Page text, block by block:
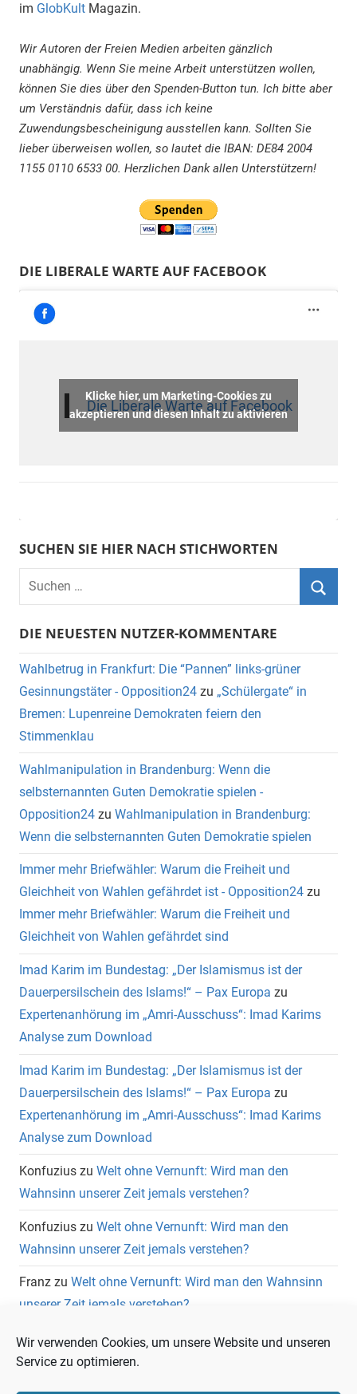
Wir verwenden Cookies, um unsere Website und unseren
Service zu optimieren.
im GlobKult Magazin.
Wir Autoren der Freien Medien arbeiten gänzlich
unabhängig. Wenn Sie meine Arbeit unterstützen wollen,
können Sie dies über den Spenden-Button tun. Ich bitte aber
um Verständnis dafür, dass ich keine
Zuwendungsbescheinigung ausstellen kann. Sollten Sie
lieber überweisen wollen, so lautet die IBAN: DE84 2004
1155 0110 6533 00. Herzlichen Dank allen Unterstützern!
DIE LIBERALE WARTE AUF FACEBOOK
Die Liberale Warte auf Facebook
Klicke hier, um Marketing-Cookies zu
akzeptieren und diesen Inhalt zu aktivieren
SUCHEN SIE HIER NACH STICHWORTEN
DIE NEUESTEN NUTZER-KOMMENTARE
Wahlbetrug in Frankfurt: Die “Pannen” links-grüner
Gesinnungstäter - Opposition24 zu „Schülergate“ in
Bremen: Lupenreine Demokraten feiern den
Stimmenklau
Wahlmanipulation in Brandenburg: Wenn die
selbsternannten Guten Demokratie spielen -
Opposition24 zu Wahlmanipulation in Brandenburg:
Wenn die selbsternannten Guten Demokratie spielen
Immer mehr Briefwähler: Warum die Freiheit und
Gleichheit von Wahlen gefährdet ist - Opposition24 zu
Immer mehr Briefwähler: Warum die Freiheit und
Gleichheit von Wahlen gefährdet sind
Imad Karim im Bundestag: „Der Islamismus ist der
Dauerpersilschein des Islams!“ – Pax Europa zu
Expertenanhörung im „Amri-Ausschuss“: Imad Karims
Analyse zum Download
Imad Karim im Bundestag: „Der Islamismus ist der
Dauerpersilschein des Islams!“ – Pax Europa zu
Expertenanhörung im „Amri-Ausschuss“: Imad Karims
Analyse zum Download
Konfuzius zu Welt ohne Vernunft: Wird man den
Wahnsinn unserer Zeit jemals verstehen?
Konfuzius zu Welt ohne Vernunft: Wird man den
Wahnsinn unserer Zeit jemals verstehen?
Franz zu Welt ohne Vernunft: Wird man den Wahnsinn
unserer Zeit jemals verstehen?
Wolfgang HeuerzuWelt ohne Vernunft: Wird man den
Wahnsinn unserer Zeit jemals verstehen?